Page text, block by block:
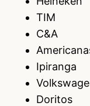
TIM
C&A
Ipiranga
Doritos